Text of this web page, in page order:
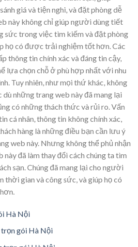
giá và tiện nghi, và đặt phòng dễ
này không chỉ giúp người dùng tiết
sức trong việc tìm kiếm và đặt phòng
họ có được trải nghiệm tốt hơn. Các
thông tin chính xác và đáng tin cậy,
lựa chọn chỗ ở phù hợp nhất với nhu
Tuy nhiên, như mọi thứ khác, không
dù những trang web này đã mang lại
có những thách thức và rủi ro. Vấn
cá nhân, thông tin không chính xác,
hàng là những điều bạn cần lưu ý
web này. Nhưng không thể phủ nhận
này đã làm thay đổi cách chúng ta tìm
sạn. Chúng đã mang lại cho người
thời gian và công sức, và giúp họ có
Hà Nội
trọn gói Hà Nội